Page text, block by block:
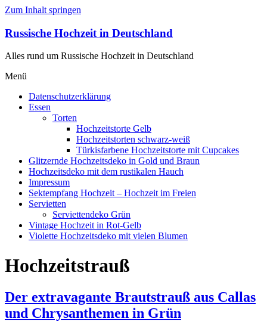
Zum Inhalt springen
Russische Hochzeit in Deutschland
Alles rund um Russische Hochzeit in Deutschland
Menü
Datenschutzerklärung
Essen
Torten
Hochzeitstorte Gelb
Hochzeitstorten schwarz-weiß
Türkisfarbene Hochzeitstorte mit Cupcakes
Glitzernde Hochzeitsdeko in Gold und Braun
Hochzeitsdeko mit dem rustikalen Hauch
Impressum
Sektempfang Hochzeit – Hochzeit im Freien
Servietten
Serviettendeko Grün
Vintage Hochzeit in Rot-Gelb
Violette Hochzeitsdeko mit vielen Blumen
Hochzeitstrauß
Der extravagante Brautstrauß aus Callas
und Chrysanthemen in Grün